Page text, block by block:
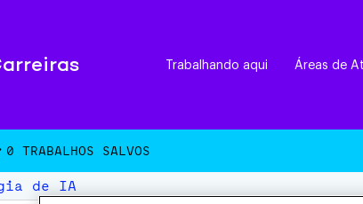
Trabalhando aqui Áreas de
0 TRABALHOS SALVOS